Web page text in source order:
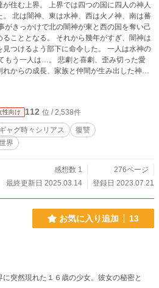
では四つの国に四人の神人
。 北は闇神、東は水神、西は火ノ神、南は蕃
それから幾年がすぎ、闇神は
るよう部下に命令した。 一人は水神の
れからの成長、家族と仲間が生み出した神人
※ギャグバトル※皆口が悪
別不明※親子関係破綻※神力※人体実験※顔
ない世界※優しくない世界※そもそも主人公
ンデレ※ケツ穴注意※ロリビッチ※ヤンデ
象※偏向報道※そもそもハッシュタグって
性向け 112 位 / 2,538件
ギャグ時々シリアス
復讐
界
感想数 1
276ページ
最終更新日 2025.03.14
登録日 2023.07.21
お気に入り追加 13
に突然現れた１６歳の少女。彼女の秘密と